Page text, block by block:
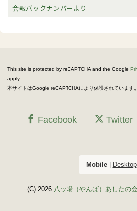
会報バックナンバーより
This site is protected by reCAPTCHA and the Google
apply.
本サイトはGoogle reCAPTCHAにより保護されています。
Facebook Twitter
Mobile| Desktop
(C) 2026 八ッ場（やんば）あしたの会